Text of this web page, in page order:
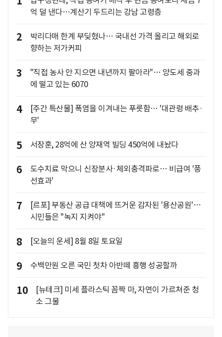
억 덜 낸다…계산기 두드리는 강남 고령층
2
박리다매 한계 부딪혔나… 국내선 가격 올리고 해외로
향하는 저가커피
3
"직접 농사 안 지으면 내년까지 팔아라"… 양도세 중과
에 떨고 있는 6070
4
[주간 특산물] 폭염을 이겨내는 푸릇함… '대관령 배추·
무'
5 서장훈, 28억에 산 양재역 빌딩 450억에 내놨다
6
도수치료 막으니 신장분사·체외충격파로… 비급여 '풍
선효과'
7
[르포] 부동산 공급 대책에 뜨거운 감자된 '용산공원'…
시민들은 "녹지 지켜야"
8 [오늘의 운세] 8월 8일 토요일
9 수백만원 오른 국민 첫차 아반떼 흥행 성공할까
10
[뉴테크] 미세 플라스틱 꼼짝 마, 자연이 가르쳐준 청
소 그물